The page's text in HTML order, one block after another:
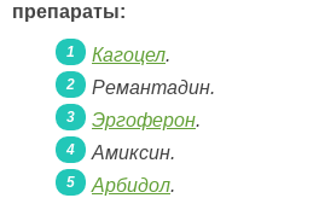
препараты:
Кагоцел.
Ремантадин.
Эргоферон.
Амиксин.
Арбидол.